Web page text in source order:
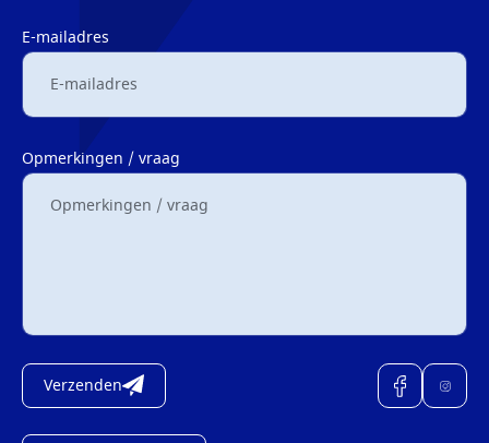
E-mailadres
Opmerkingen / vraag
Verzenden